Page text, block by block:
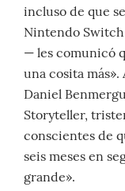
incluso de que
Nintendo
— les comunicó
una cosita más».
Daniel
Storyteller,
conscientes de
seis meses en
grande».